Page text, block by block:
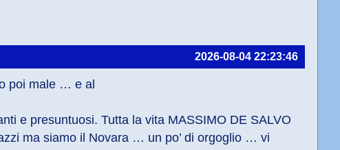
2026-08-04 22:23:46
poi male … e al
e presuntuosi. Tutta la vita MASSIMO DE SALVO
ma siamo il Novara … un po’ di orgoglio … vi